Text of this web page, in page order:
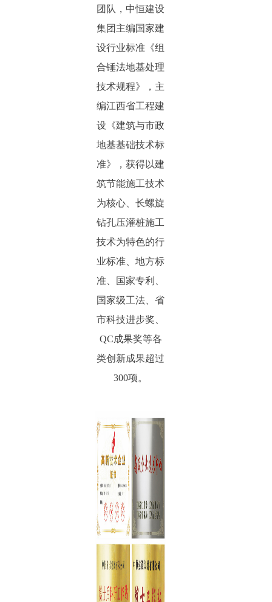
团队，中恒建设
集团主编国家建
设行业标准《组
合锤法地基处理
技术规程》，主
编江西省工程建
设《建筑与市政
地基基础技术标
准》，获得以建
筑节能施工技术
为核心、长螺旋
钻孔压灌桩施工
技术为特色的行
业标准、地方标
准、国家专利、
国家级工法、省
市科技进步奖、
QC成果奖等各
类创新成果超过
300项。